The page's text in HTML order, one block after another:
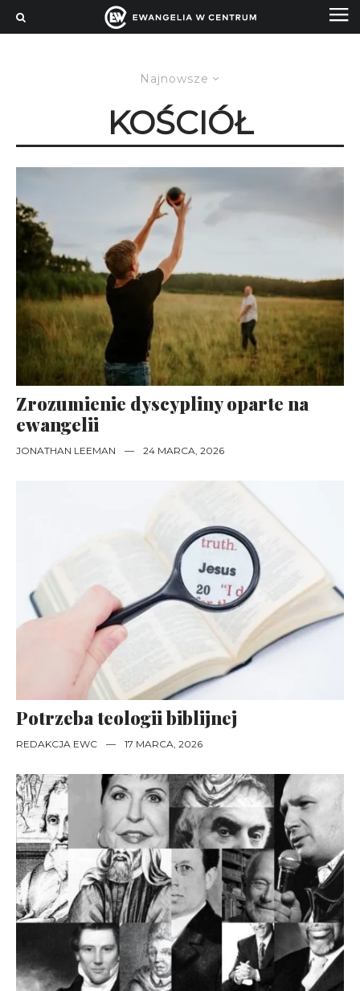
Najnowsze
KOŚCIÓŁ
Zrozumienie dyscypliny oparte na
ewangelii
JONATHAN LEEMAN — 24 MARCA, 2026
Potrzeba teologii biblijnej
REDAKCJA EWC — 17 MARCA, 2026